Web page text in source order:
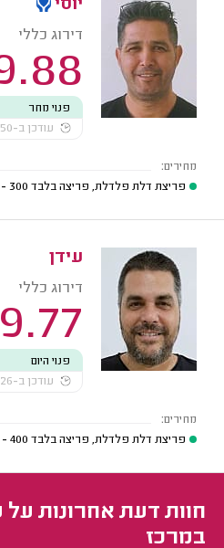
יוסי
דירוג כללי
פנוי מחר
עודכן ב-18:50
מחירים:
פריצת דלת פלדלת, פריצה בלבד 300 - 250
עידן
דירוג כללי
9.77
פנוי היום
עודכן ב-17:26
מחירים:
פריצת דלת פלדלת, פריצה בלבד 400 - 300
חוות דעת אחרונות
במרכז